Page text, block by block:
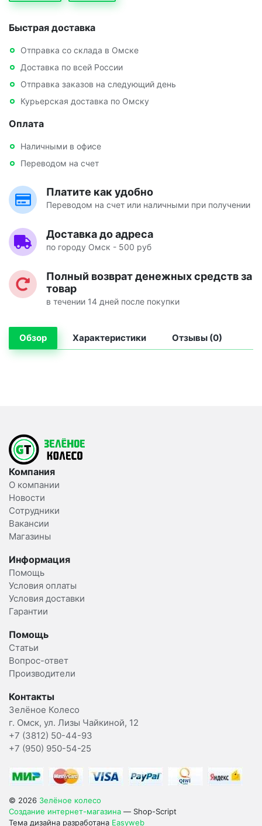
Быстрая доставка
Отправка со склада в Омске
Доставка по всей России
Отправка заказов на следующий день
Курьерская доставка по Омску
Оплата
Наличными в офисе
Переводом на счет
Платите как удобно
Переводом на счет или наличными при получении
Доставка до адреса
по городу Омск - 500 руб
Полный возврат денежных средств за
товар
в течении 14 дней после покупки
Обзор Характеристики Отзывы (0)
Компания
О компании
Новости
Сотрудники
Вакансии
Магазины
Информация
Помощь
Условия оплаты
Условия доставки
Гарантии
Помощь
Статьи
Вопрос-ответ
Производители
Контакты
Зелёное Колесо
г. Омск, ул. Лизы Чайкиной, 12
+7 (3812) 50-44-93
+7 (950) 950-54-25
© 2026 Зелёное колесо
Создание интернет-магазина — Shop-Script
Тема дизайна разработана Easyweb